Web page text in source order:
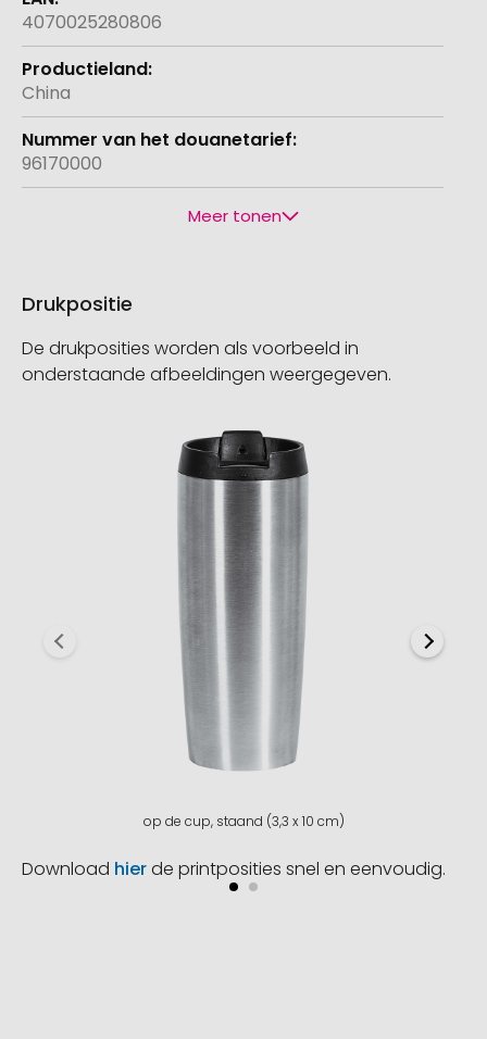
4070025280806
China
96170000
Meer tonen
Drukpositie
De drukposities worden als voorbeeld in
onderstaande afbeeldingen weergegeven.
op de cup, staand (3,3 x 10 cm)
Download hierde printposities snel en eenvoudig.